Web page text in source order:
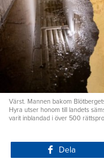
Värst. Mannen bakom
Hyra utser honom till landets
varit inblandad i över 500
Dela